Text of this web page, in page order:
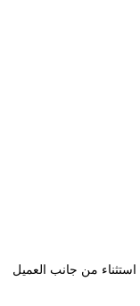
من جانب العميل